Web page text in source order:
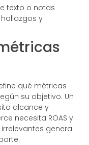
texto o notas
y
qué métricas
su objetivo. Un
alcance y
necesita ROAS y
genera